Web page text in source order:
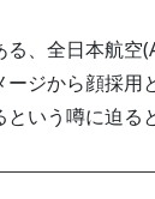
、全日本航
ジから顔採用
いう噂に迫る